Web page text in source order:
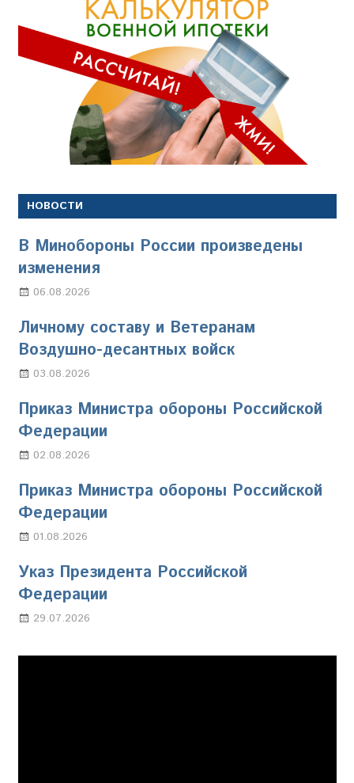
НОВОСТИ
В Минобороны России произведены
изменения
06.08.2026
Личному составу и Ветеранам
Воздушно-десантных войск
03.08.2026
Приказ Министра обороны Российской
Федерации
02.08.2026
Приказ Министра обороны Российской
Федерации
01.08.2026
Указ Президента Российской
Федерации
29.07.2026